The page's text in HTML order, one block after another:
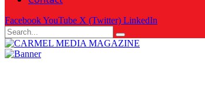
FacebookYouTube X (Twitter) LinkedIn